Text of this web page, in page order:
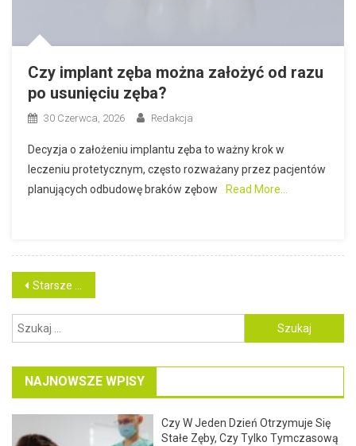
Czy implant zęba można założyć od razu
po usunięciu zęba?
30 Czerwca, 2026 Redakcja
Decyzja o założeniu implantu zęba to ważny krok w
leczeniu protetycznym, często rozważany przez pacjentów
planujących odbudowę braków zębow
Read More…
Nawigacja
po
wpisach
Starsze wpisy
Szukaj:
NAJNOWSZE WPISY
Czy W Jeden Dzień Otrzymuje Się
Stałe Zęby, Czy Tylko Tymczasową